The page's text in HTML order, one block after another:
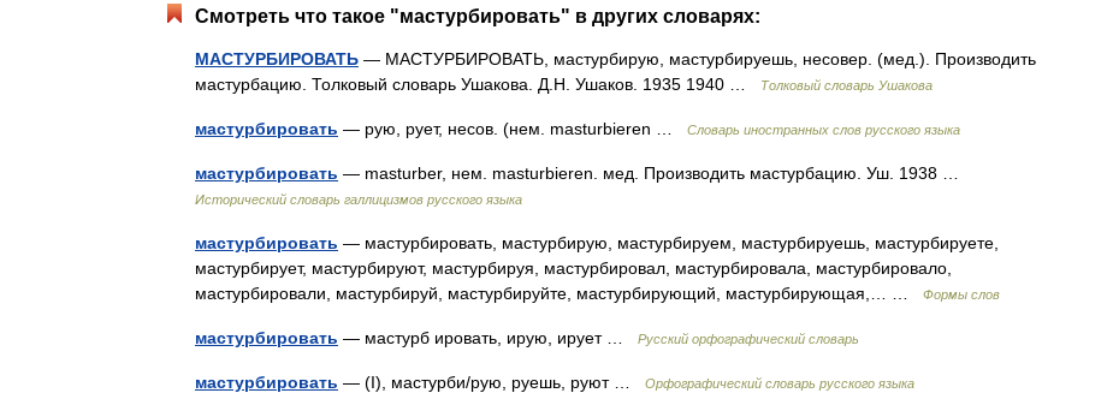
Смотреть что такое "мастурбировать" в других словарях:
МАСТУРБИРОВАТЬ — МАСТУРБИРОВАТЬ, мастурбирую, мастурбируешь, несовер. (мед.). Производить
мастурбацию. Толковый словарь Ушакова. Д.Н. Ушаков. 1935 1940 …
Толковый словарь Ушакова
мастурбировать — рую, рует, несов. (нем. masturbieren … Словарь иностранных слов русского языка
мастурбировать — masturber, нем. masturbieren. мед. Производить мастурбацию. Уш. 1938 …
Исторический словарь галлицизмов русского языка
мастурбировать — мастурбировать, мастурбирую, мастурбируем, мастурбируешь, мастурбируете,
мастурбирует, мастурбируют, мастурбируя, мастурбировал, мастурбировала, мастурбировало,
мастурбировали, мастурбируй, мастурбируйте, мастурбирующий, мастурбирующая,… …
Формы слов
мастурбировать — мастурб ировать, ирую, ирует … Русский орфографический словарь
мастурбировать — (I), мастурби/рую, руешь, руют … Орфографический словарь русского языка